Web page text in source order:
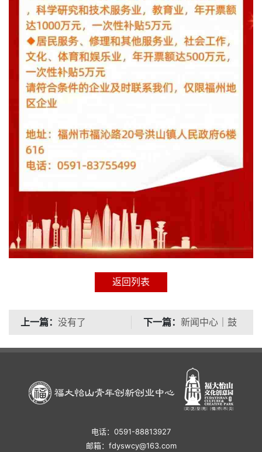
返回列表
上一篇： 没有了 下一篇： 新闻中心｜鼓
服务企业“
电话：0591-88813927
邮箱：fdyswcy@163.com